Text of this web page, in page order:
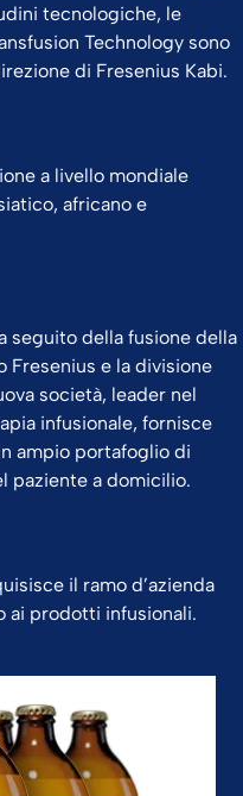
tecnologiche, le
Technology sono
di Fresenius Kabi.
a livello mondiale
africano e
seguito della fusione della
e la divisione
società, leader nel
infusionale, fornisce
ampio portafoglio di
paziente a domicilio.
il ramo d’azienda
ai prodotti infusionali.